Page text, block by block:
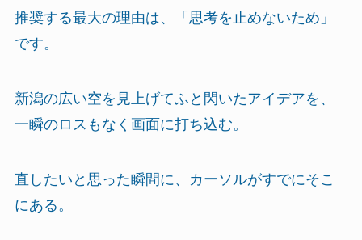
推奨する最大の理由は、「思考を止めないため」
です。
新潟の広い空を見上げてふと閃いたアイデアを、
一瞬のロスもなく画面に打ち込む。
直したいと思った瞬間に、カーソルがすでにそこ
にある。